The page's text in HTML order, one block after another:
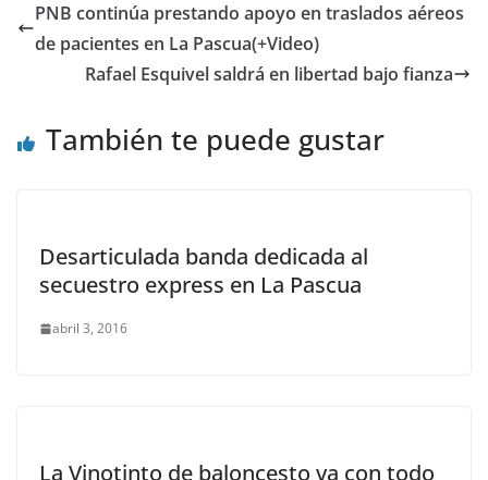
PNB continúa prestando apoyo en traslados aéreos
de pacientes en La Pascua(+Video)
Rafael Esquivel saldrá en libertad bajo fianza
También te puede gustar
Desarticulada banda dedicada al
secuestro express en La Pascua
abril 3, 2016
La Vinotinto de baloncesto va con todo